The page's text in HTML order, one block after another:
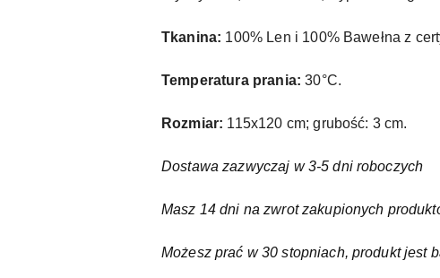
Tkanina: 100% Len i 100% Bawełna z
Temperatura prania: 30°C.
Rozmiar: 115x120 cm; grubość: 3 cm.
Dostawa zazwyczaj w 3-5 dni roboczych
Masz 14 dni na zwrot zakupionych
Możesz prać w 30 stopniach, produkt jest